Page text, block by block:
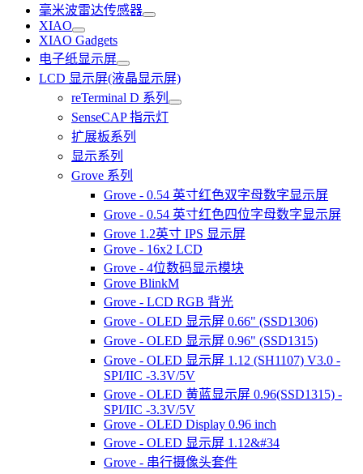
毫米波雷达传感器
XIAO
XIAO Gadgets
电子纸显示屏
LCD 显示屏(液晶显示屏)
reTerminal D 系列
SenseCAP 指示灯
扩展板系列
显示系列
Grove 系列
Grove - 0.54 英寸红色双字母数字显示屏
Grove - 0.54 英寸红色四位字母数字显示屏
Grove 1.2英寸 IPS 显示屏
Grove - 16x2 LCD
Grove - 4位数码显示模块
Grove BlinkM
Grove - LCD RGB 背光
Grove - OLED 显示屏 0.66" (SSD1306)
Grove - OLED 显示屏 0.96" (SSD1315)
Grove - OLED 显示屏 1.12 (SH1107) V3.0 -
SPI/IIC -3.3V/5V
Grove - OLED 黄蓝显示屏 0.96(SSD1315) -
SPI/IIC -3.3V/5V
Grove - OLED Display 0.96 inch
Grove - OLED 显示屏 1.12&#34
Grove - 串行摄像头套件